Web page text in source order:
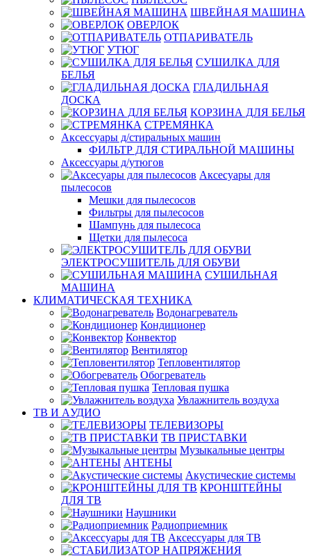
ШВЕЙНАЯ МАШИНА
ОВЕРЛОК
ОТПАРИВАТЕЛЬ
УТЮГ
СУШИЛКА ДЛЯ
БЕЛЬЯ
ГЛАДИЛЬНАЯ
ДОСКА
КОРЗИНА ДЛЯ БЕЛЬЯ
СТРЕМЯНКА
Аксессуары д/стиральных машин
ФИЛЬТР ДЛЯ СТИРАЛЬНОЙ МАШИНЫ
Аксессуары д/утюгов
Аксесуары для
пылесосов
Мешки для пылесосов
Фильтры для пылесосов
Шампунь для пылесоса
Щетки для пылесоса
ЭЛЕКТРОСУШИТЕЛЬ ДЛЯ ОБУВИ
СУШИЛЬНАЯ
МАШИНА
КЛИМАТИЧЕСКАЯ ТЕХНИКА
Водонагреватель
Кондиционер
Конвектор
Вентилятор
Тепловентилятор
Обогреватель
Тепловая пушка
Увлажнитель воздуха
ТВ И AУДИО
ТЕЛЕВИЗОРЫ
ТВ ПРИСТАВКИ
Музыкальные центры
АНТЕНЫ
Акустические системы
КРОНШТЕЙНЫ
ДЛЯ ТВ
Наушники
Радиоприемник
Аксессуары для ТВ